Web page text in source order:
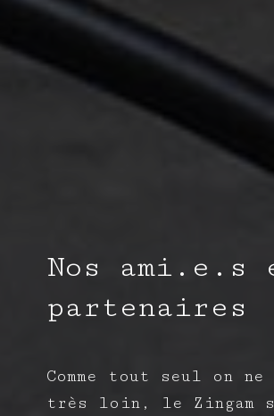
Nos ami.e.s
partenaires
Comme tout seul on ne
très loin, le Zingam